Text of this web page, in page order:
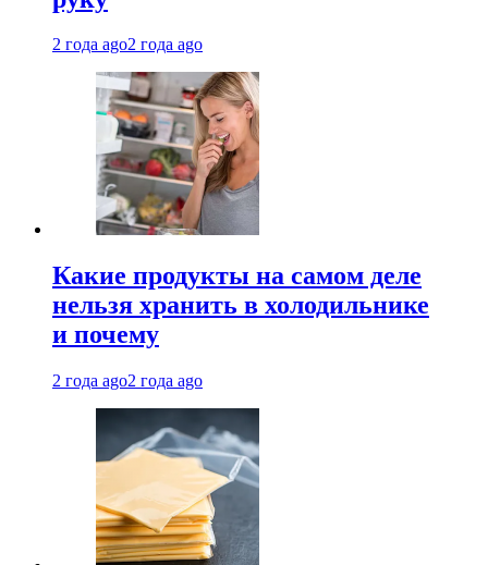
2 года ago2 года ago
Какие продукты на самом деле
нельзя хранить в холодильнике
и почему
2 года ago2 года ago